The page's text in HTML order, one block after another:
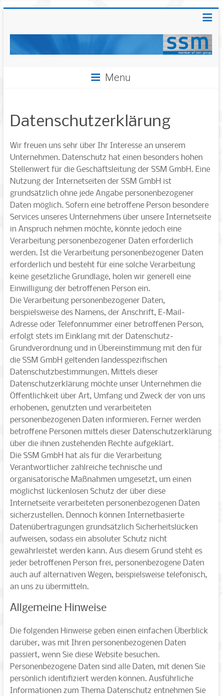
Menu
Datenschutzerklärung
Wir freuen uns sehr über Ihr Interesse an unserem
Unternehmen. Datenschutz hat einen besonders hohen
Stellenwert für die Geschäftsleitung der SSM GmbH. Eine
Nutzung der Internetseiten der SSM GmbH ist
grundsätzlich ohne jede Angabe personenbezogener
Daten möglich. Sofern eine betroffene Person besondere
Services unseres Unternehmens über unsere Internetseite
in Anspruch nehmen möchte, könnte jedoch eine
Verarbeitung personenbezogener Daten erforderlich
werden. Ist die Verarbeitung personenbezogener Daten
erforderlich und besteht für eine solche Verarbeitung
keine gesetzliche Grundlage, holen wir generell eine
Einwilligung der betroffenen Person ein.
Die Verarbeitung personenbezogener Daten,
beispielsweise des Namens, der Anschrift, E-Mail-
Adresse oder Telefonnummer einer betroffenen Person,
erfolgt stets im Einklang mit der Datenschutz-
Grundverordnung und in Übereinstimmung mit den für
die SSM GmbH geltenden landesspezifischen
Datenschutzbestimmungen. Mittels dieser
Datenschutzerklärung möchte unser Unternehmen die
Öffentlichkeit über Art, Umfang und Zweck der von uns
erhobenen, genutzten und verarbeiteten
personenbezogenen Daten informieren. Ferner werden
betroffene Personen mittels dieser Datenschutzerklärung
über die ihnen zustehenden Rechte aufgeklärt.
Die SSM GmbH hat als für die Verarbeitung
Verantwortlicher zahlreiche technische und
organisatorische Maßnahmen umgesetzt, um einen
möglichst lückenlosen Schutz der über diese
Internetseite verarbeiteten personenbezogenen Daten
sicherzustellen. Dennoch können Internetbasierte
Datenübertragungen grundsätzlich Sicherheitslücken
aufweisen, sodass ein absoluter Schutz nicht
gewährleistet werden kann. Aus diesem Grund steht es
jeder betroffenen Person frei, personenbezogene Daten
auch auf alternativen Wegen, beispielsweise telefonisch,
an uns zu übermitteln.
Allgemeine Hinweise
Die folgenden Hinweise geben einen einfachen Überblick
darüber, was mit Ihren personenbezogenen Daten
passiert, wenn Sie diese Website besuchen.
Personenbezogene Daten sind alle Daten, mit denen Sie
persönlich identifiziert werden können. Ausführliche
Informationen zum Thema Datenschutz entnehmen Sie